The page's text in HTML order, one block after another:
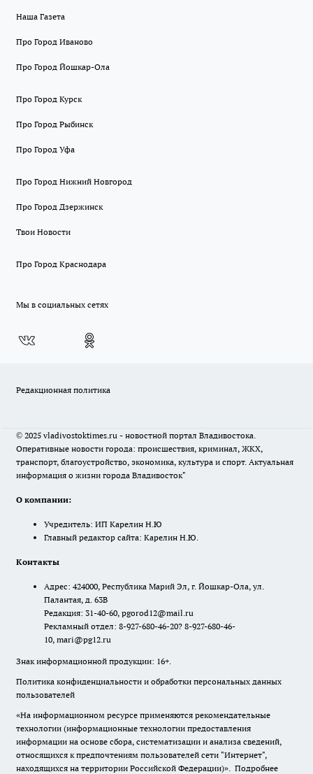
Наша Газета
Про Город Иваново
Про Город Йошкар-Ола
Про Город Курск
Про Город Рыбинск
Про Город Уфа
Про Город Нижний Новгород
Про Город Дзержинск
Твои Новости
Про Город Краснодара
Мы в социальных сетях
Редакционная политика
© 2025 vladivostoktimes.ru - новостной портал Владивостока.
Оперативные новости города: происшествия, криминал, ЖКХ,
транспорт, благоустройство, экономика, культура и спорт. Актуальная
информация о жизни города Владивосток"
О компании:
Учредитель: ИП Карелин Н.Ю
Главный редактор сайта: Карелин Н.Ю.
Контакты
Адрес: 424000, Республика Марий Эл, г. Йошкар-Ола, ул.
Палантая, д. 63В
Редакция: 31-40-60, pgorod12@mail.ru
Рекламный отдел: 8-927-680-46-20? 8-927-680-46-
10, mari@pg12.ru
Знак информационной продукции: 16+.
Политика конфиденциальности и обработки персональных данных
пользователей
«На информационном ресурсе применяются рекомендательные
технологии (информационные технологии предоставления
информации на основе сбора, систематизации и анализа сведений,
относящихся к предпочтениям пользователей сети "Интернет",
находящихся на территории Российской Федерации)». Подробнее